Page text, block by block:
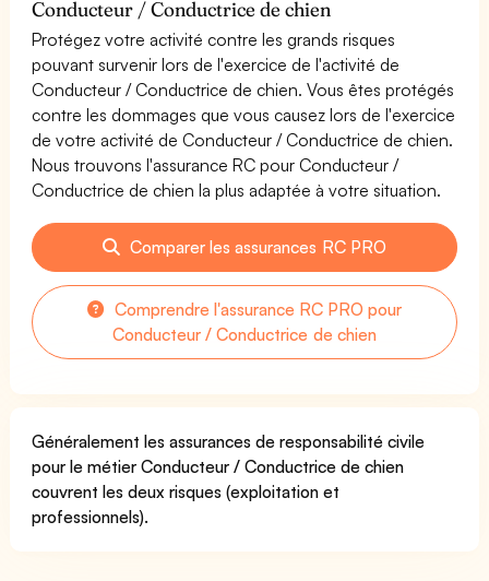
Conducteur / Conductrice de chien
Protégez votre activité contre les grands risques
pouvant survenir lors de l'exercice de l'activité de
Conducteur / Conductrice de chien. Vous êtes protégés
contre les dommages que vous causez lors de l'exercice
de votre activité de Conducteur / Conductrice de chien.
Nous trouvons l'assurance RC pour Conducteur /
Conductrice de chien la plus adaptée à votre situation.
Comparer les assurances RC PRO
Comprendre l'assurance RC PRO pour
Conducteur / Conductrice de chien
Généralement les assurances de responsabilité civile
pour le métier Conducteur / Conductrice de chien
couvrent les deux risques (exploitation et
professionnels).